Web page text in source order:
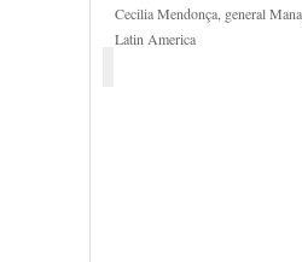
Cecilia Mendonça, general
Latin America